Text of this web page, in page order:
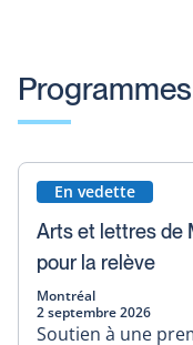
fenêtre
En vedette
Arts et lettres de
pour la relève
Montréal
2 septembre 2026
Soutien à une